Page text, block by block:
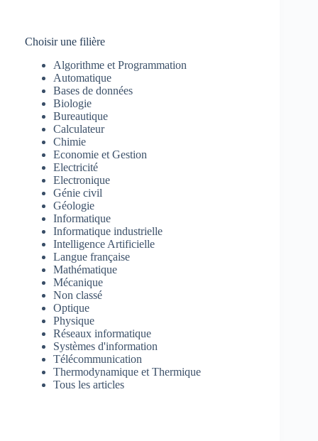
Choisir une filière
Algorithme et Programmation
Automatique
Bases de données
Biologie
Bureautique
Calculateur
Chimie
Economie et Gestion
Electricité
Electronique
Génie civil
Géologie
Informatique
Informatique industrielle
Intelligence Artificielle
Langue française
Mathématique
Mécanique
Non classé
Optique
Physique
Réseaux informatique
Systèmes d'information
Télécommunication
Thermodynamique et Thermique
Tous les articles